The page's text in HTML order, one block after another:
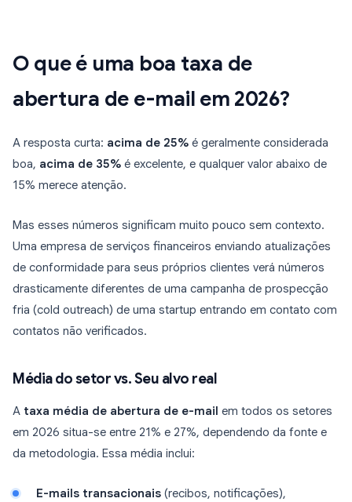
O que é uma boa taxa de
abertura de e-mail em 2026?
A resposta curta: acima de 25% é geralmente considerada
boa, acima de 35% é excelente, e qualquer valor abaixo de
15% merece atenção.
Mas esses números significam muito pouco sem contexto.
Uma empresa de serviços financeiros enviando atualizações
de conformidade para seus próprios clientes verá números
drasticamente diferentes de uma campanha de prospecção
fria (cold outreach) de uma startup entrando em contato com
contatos não verificados.
Média do setor vs. Seu alvo real
A taxa média de abertura de e-mail em todos os setores
em 2026 situa-se entre 21% e 27%, dependendo da fonte e
da metodologia. Essa média inclui:
E-mails transacionais (recibos, notificações),